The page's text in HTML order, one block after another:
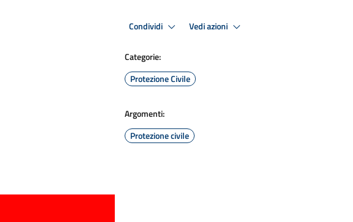
Condividi Vedi azioni
Categorie:
Protezione Civile
Argomenti:
Protezione civile